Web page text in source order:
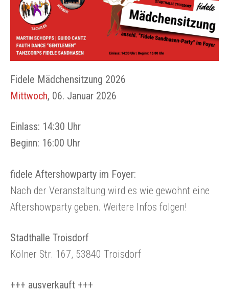
Mitgliedschaft
Sponsoren, Partner und Unterstützer
Chronik
Fidele Sandhasen-Sitzung
Fidele Mädchensitzung
Jeck Friday
Impressum
Datenschutzerklärung
Ticketshop
Fidele Mädchensitzung 2026
Mittwoch, 06. Januar 2026
Einlass: 14:30 Uhr
Beginn: 16:00 Uhr
fidele Aftershowparty im Foyer:
Nach der Veranstaltung wird es wie gewohnt eine
Aftershowparty geben. Weitere Infos folgen!
Stadthalle Troisdorf
Kölner Str. 167, 53840 Troisdorf
+++ ausverkauft +++